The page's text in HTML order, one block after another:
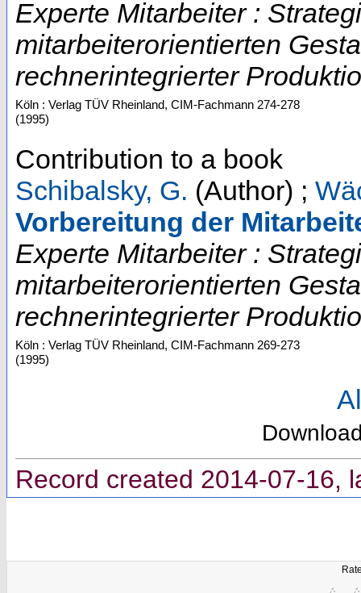
Experte Mitarbeiter :
mitarbeiterorientierten
rechnerintegrierter
Köln : Verlag TÜV Rheinland, CIM-Fachmann 274-278
(1995)
Contribution to a book
Schibalsky, G. (Author) ;
Vorbereitung der
Experte Mitarbeiter :
mitarbeiterorientierten
rechnerintegrierter
Köln : Verlag TÜV Rheinland, CIM-Fachmann 269-273
(1995)
Record created 2014-07-16,